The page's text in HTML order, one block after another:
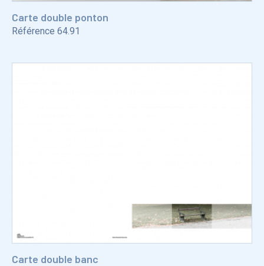
Carte double ponton
Référence 64.91
Carte double banc